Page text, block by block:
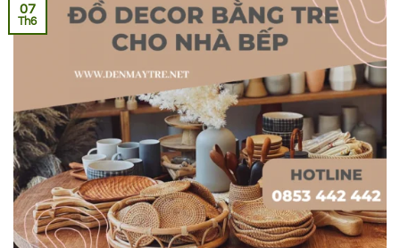
07
Th6